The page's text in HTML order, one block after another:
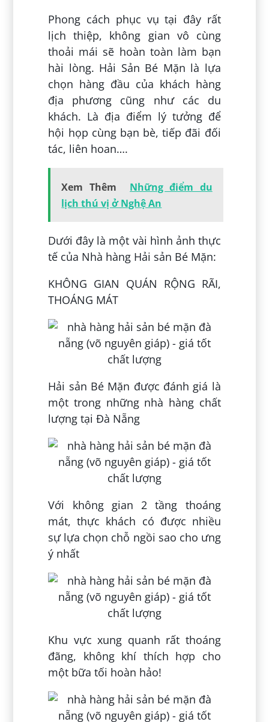
Phong cách phục vụ tại đây rất
lịch thiệp, không gian vô cùng
thoải mái sẽ hoàn toàn làm bạn
hài lòng. Hải Sản Bé Mặn là lựa
chọn hàng đầu của khách hàng
địa phương cũng như các du
khách. Là địa điểm lý tưởng để
hội họp cùng bạn bè, tiếp đãi đối
tác, liên hoan….
Xem Thêm
Những điểm du
lịch thú vị ở Nghệ An
Dưới đây là một vài hình ảnh thực
tế của Nhà hàng Hải sản Bé Mặn:
KHÔNG GIAN QUÁN RỘNG RÃI,
THOÁNG MÁT
Hải sản Bé Mặn được đánh giá là
một trong những nhà hàng chất
lượng tại Đà Nẵng
Với không gian 2 tầng thoáng
mát, thực khách có được nhiều
sự lựa chọn chỗ ngồi sao cho ưng
ý nhất
Khu vực xung quanh rất thoáng
đãng, không khí thích hợp cho
một bữa tối hoàn hảo!